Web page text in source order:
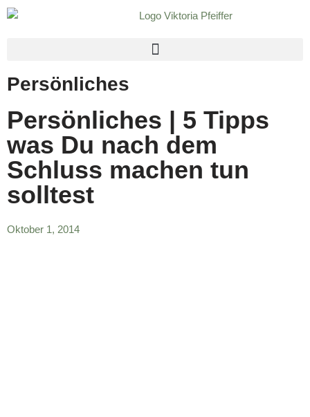
Persönliches
Persönliches | 5 Tipps
was Du nach dem
Schluss machen tun
solltest
Oktober 1, 2014